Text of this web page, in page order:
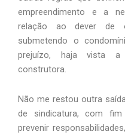
empreendimento e a
relação ao dever de
submetendo o
prejuízo, haja vista a
construtora.
Não me restou outra
de sindicatura, com
prevenir